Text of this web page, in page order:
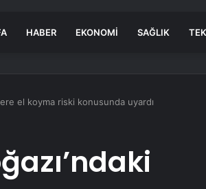
HABER EKONOMI SAĞLIK
el koyma riski konusunda uyardı